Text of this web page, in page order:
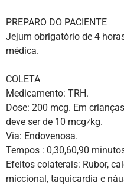
PREPARO DO PACIENTE
Jejum obrigatório de 4
médica.
COLETA
Medicamento: TRH.
Dose: 200 mcg. Em
deve ser de 10 mcg⁄kg.
Via: Endovenosa.
Tempos : 0,30,60,90
Efeitos colaterais: Rubor,
miccional, taquicardia e